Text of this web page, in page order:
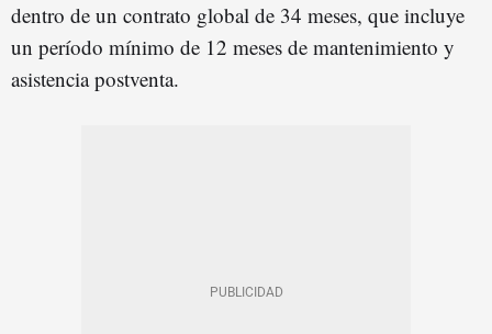
dentro de un contrato global de 34 meses, que incluye
un período mínimo de 12 meses de mantenimiento y
asistencia postventa.